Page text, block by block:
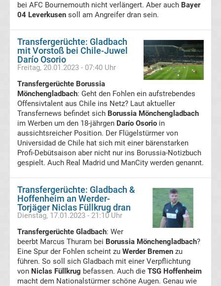
Wolfsburg
Transfergerüchte
Viktoria
Köln
Transfergerüchte
Werder
Bremen
Transfergerüchte
Borussia
Mönchengladbach
Borussia
Mönchengladbach
Porträt
bei AFC Bournemouth nicht verlängert. Aber auch Bayer
04 Leverkusen soll am Angreifer dran sein.
Transfergerüchte: Gladbach
mit Vorstoß bei Chile-Juwel
Darío Osorio
Freitag, 20.01.2023 - 07:40 Uhr
Transfergerüchte Borussia
Mönchengladbach: Geht den Fohlen ein aufstrebendes
Offensivtalent aus Chile ins Netz? Laut aktueller
Transfernews befindet sich Borussia Mönchengladbach
im Werben um den 18-jährgen Darío Osorio in
aussichtsreicher Position. Der Flügelstürmer von
Universidad de Chile hat sich mit einer bärenstarken
Profi-Debütsaison aber nicht nur ins Borussia-Notizbuch
gespielt. Auch Real Madrid und ManCity werden genannt.
Transfergerüchte: Gladbach &
Hoffenheim an Werder-
Torjäger Niclas Füllkrug dran
Dienstag, 17.01.2023 - 21:10 Uhr
Transfergerüchte Gladbach: Wer
beerbt Marcus Thuram bei Borussia Mönchengladbach?
Eine Spur der Fohlen scheint zu Werder Bremen zu
führen. So soll sich Gladbach mit einer Verpflichtung
von Niclas Füllkrug befassen. Auch die TSG Hoffenheim
macht dem Nationalstürmer schöne Augen. Genau wie